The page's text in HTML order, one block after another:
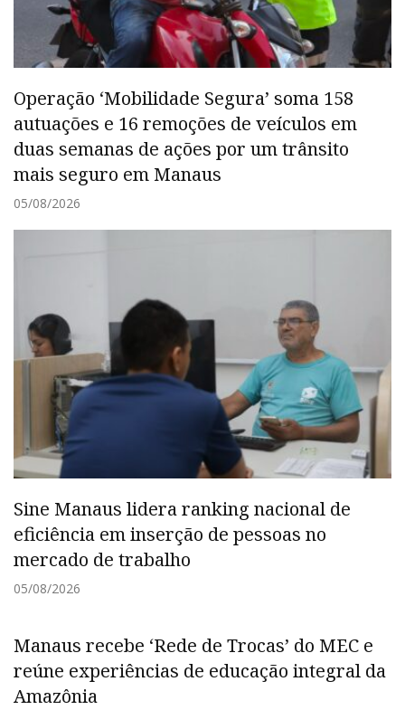
Operação ‘Mobilidade Segura’ soma 158
autuações e 16 remoções de veículos em
duas semanas de ações por um trânsito
mais seguro em Manaus
05/08/2026
Sine Manaus lidera ranking nacional de
eficiência em inserção de pessoas no
mercado de trabalho
05/08/2026
Manaus recebe ‘Rede de Trocas’ do MEC e
reúne experiências de educação integral da
Amazônia